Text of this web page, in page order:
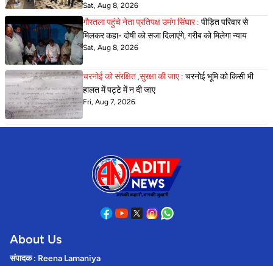
Sat, Aug 8, 2026
गौरतला पहुंचे नेता प्रतिपक्ष उमंग सिंघार : पीड़ित परिवार से
मिलकर कहा- दोषी को सजा दिलाएंगे, गरीब को मिलेगा न्याय
Sat, Aug 8, 2026
चरनोई को संरक्षित ,सुरक्षा की जाए : चरनोई भूमि को किसी भी
हालत में पट्टे में न दी जाए
Fri, Aug 7, 2026
About Us
संपादक : Reena Lamaniya